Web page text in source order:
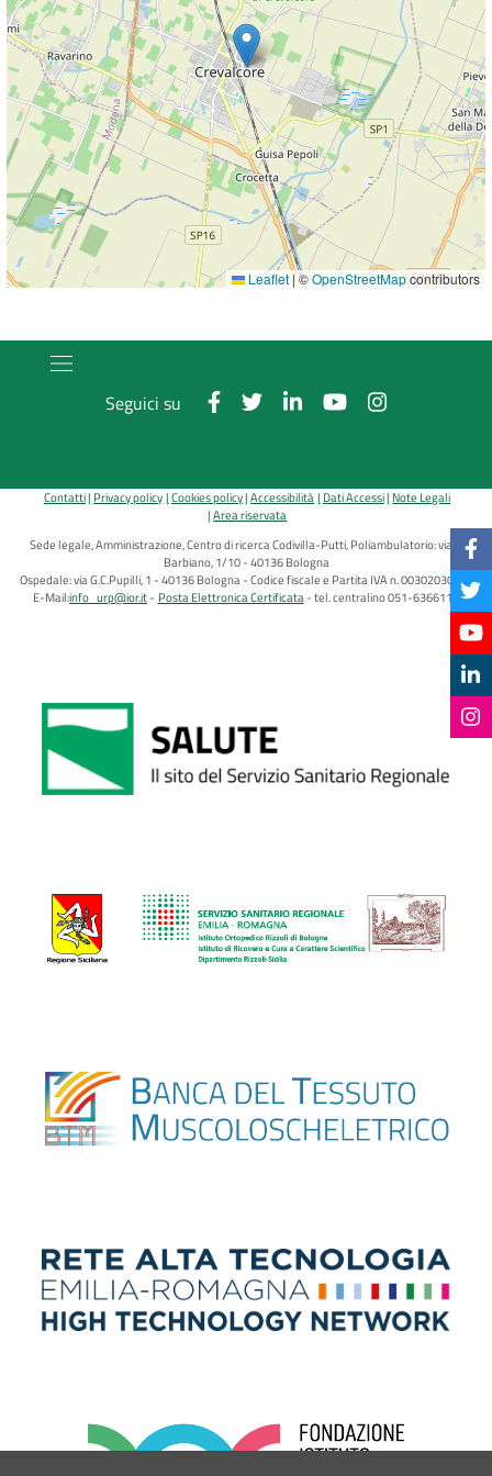
Leaflet | ©OpenStreetMapcontributors
Seguici su
Contatti Privacy policy Cookies policy Accessibilità Dati Accessi Note Legali
Area riservata
Sede legale, Amministrazione, Centro di ricerca Codivilla-Putti, Poliambulatorio: via di
Barbiano, 1/10 - 40136 Bologna
Ospedale: via G.C.Pupilli, 1 - 40136 Bologna - Codice fiscale e Partita IVA n. 00302030374
E-Mail:info_urp@ior.it Posta Elettronica Certificata tel. centralino 051-6366111